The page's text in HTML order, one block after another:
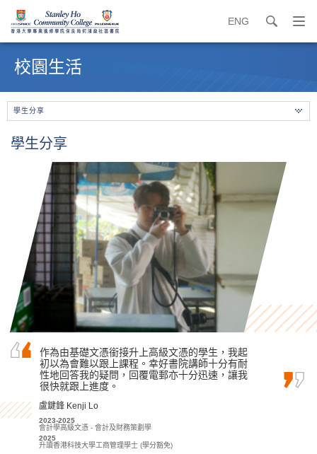
ENG search
打
開
始
校園生活
學生分享
學生分享
作為由基礎文憑銜接升上高級文憑的學生，我起
初以為會難以跟上課程。幸好書院講師十分有耐
性地回答我的疑問，回覆電郵亦十分迅速，讓我
很快就跟上進度。
盧鍵鋒 Kenji Lo
2023-2025
會計學高級文憑 - 會計及財務策劃學
2025
升讀香港科技大學工商管理學士 (學分豁免)
我經常以「為社會貢獻赤誠之心」的心態去學
習，加上適當的課外實踐實習活動，所以最後如
願升讀大學。
2022-2024
2024
在書院的兩年學習生活既充實又有趣，專業講師
在課堂上多樣化的講解、校園活躍的學術氣氛和
出色的講座內容激發我對運動教育、運動科學及
運動管理的熱情和興趣，讓我對未來道路充滿信
心和盼望。
文朗謙 Andy Man
2023-2025
運動教練學及運動表現高級文憑
2025